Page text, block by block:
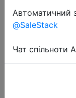
Миксер
Автоматичний
@SaleStack
Чат спільноти